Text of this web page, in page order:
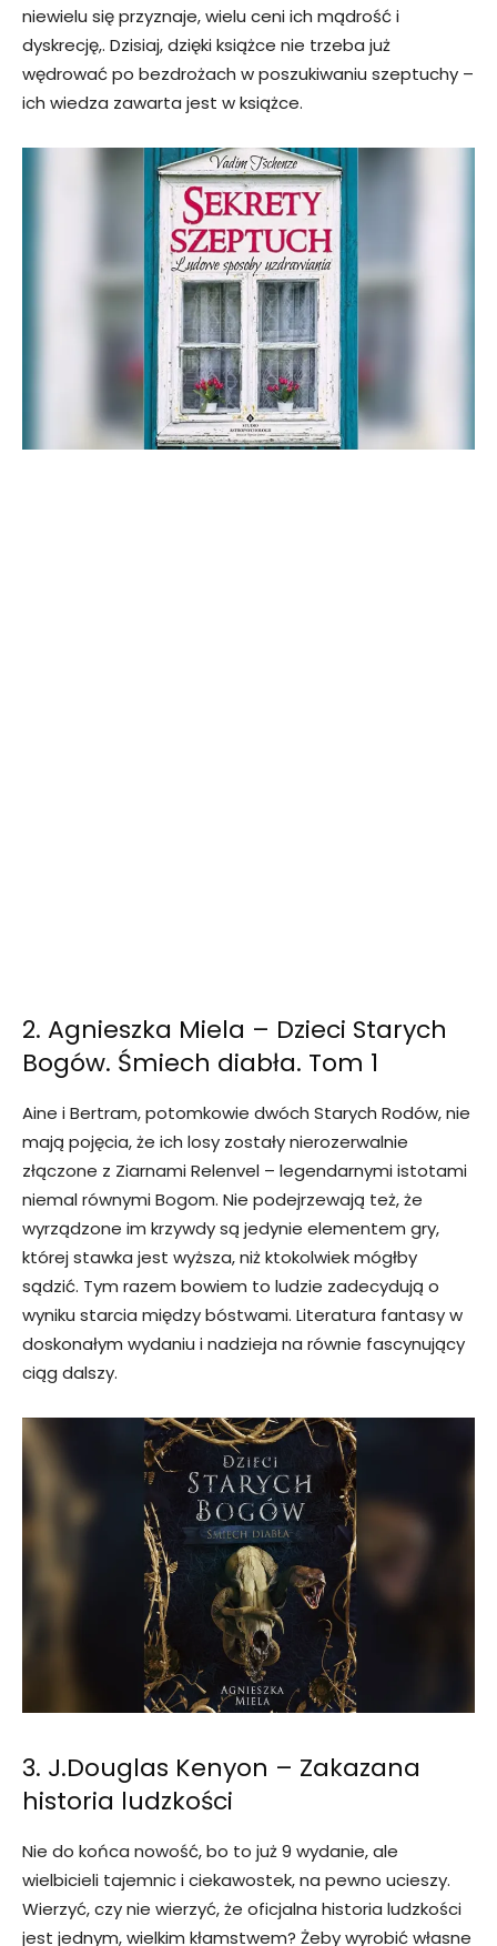
niewielu się przyznaje, wielu ceni ich mądrość i
dyskrecję,. Dzisiaj, dzięki książce nie trzeba już
wędrować po bezdrożach w poszukiwaniu szeptuchy –
ich wiedza zawarta jest w książce.
2. Agnieszka Miela – Dzieci Starych
Bogów. Śmiech diabła. Tom 1
Aine i Bertram, potomkowie dwóch Starych Rodów, nie
mają pojęcia, że ich losy zostały nierozerwalnie
złączone z Ziarnami Relenvel – legendarnymi istotami
niemal równymi Bogom. Nie podejrzewają też, że
wyrządzone im krzywdy są jedynie elementem gry,
której stawka jest wyższa, niż ktokolwiek mógłby
sądzić. Tym razem bowiem to ludzie zadecydują o
wyniku starcia między bóstwami. Literatura fantasy w
doskonałym wydaniu i nadzieja na równie fascynujący
ciąg dalszy.
3. J.Douglas Kenyon – Zakazana
historia ludzkości
Nie do końca nowość, bo to już 9 wydanie, ale
wielbicieli tajemnic i ciekawostek, na pewno ucieszy.
Wierzyć, czy nie wierzyć, że oficjalna historia ludzkości
jest jednym, wielkim kłamstwem? Żeby wyrobić własne